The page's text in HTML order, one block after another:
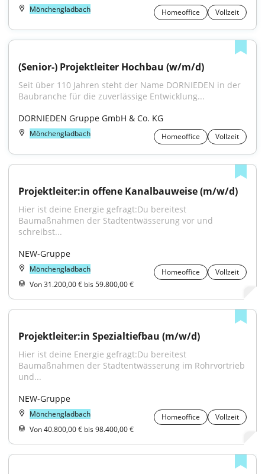
Mönchengladbach Homeoffice Vollzeit
(Senior-) Projektleiter Hochbau (w/m/d)
Seit über 110 Jahren steht der Name DORNIEDEN in der
Baubranche für die zuverlässige Entwicklung...
DORNIEDEN Gruppe GmbH & Co. KG
Mönchengladbach Homeoffice Vollzeit
Projektleiter:in offene Kanalbauweise (m/w/d)
Hier ist deine Energie gefragt:Du bereitest
Baumaßnahmen der Stadtentwässerung vor und
schreibst...
NEW-Gruppe
Mönchengladbach Homeoffice
Vollzeit
Von 31.200,00 € bis 59.800,00 €
Projektleiter:in Spezialtiefbau (m/w/d)
Hier ist deine Energie gefragt:Du bereitest
Baumaßnahmen der Stadtentwässerung im Rohrvortrieb
und...
NEW-Gruppe
Mönchengladbach Homeoffice
Vollzeit
Von 40.800,00 € bis 98.400,00 €